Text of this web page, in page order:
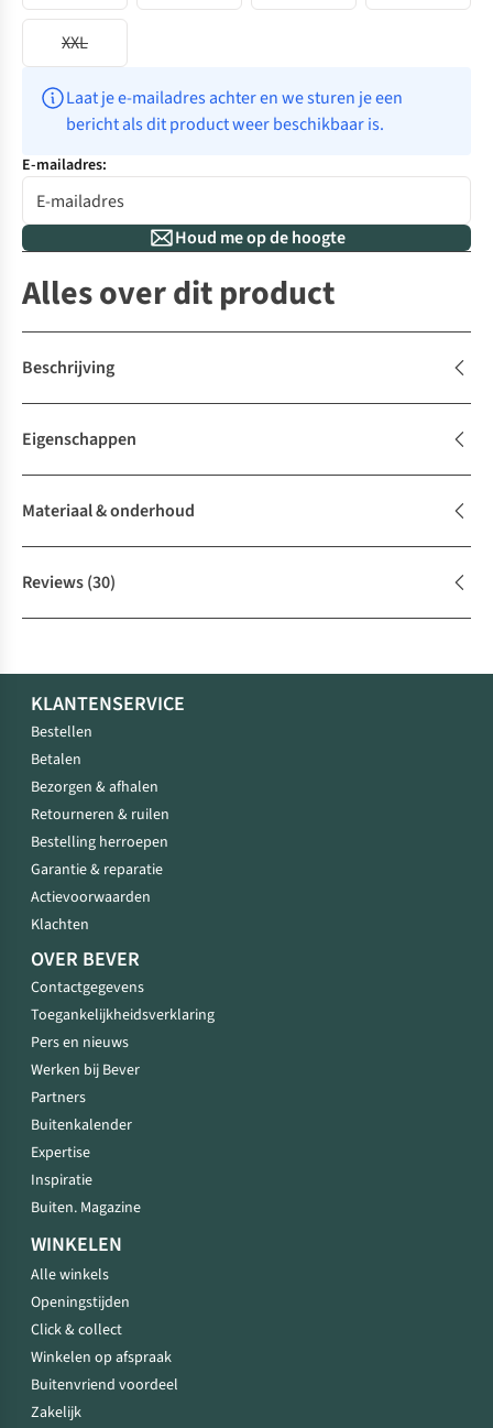
XXL
Laat je e-mailadres achter en we sturen je een
bericht als dit product weer beschikbaar is.
E-mailadres:
Houd me op de hoogte
Alles over dit product
Beschrijving
Eigenschappen
Materiaal & onderhoud
Reviews(30)
KLANTENSERVICE
Bestellen
Betalen
Bezorgen & afhalen
Retourneren & ruilen
Bestelling herroepen
Garantie & reparatie
Actievoorwaarden
Klachten
OVER BEVER
Contactgegevens
Toegankelijkheidsverklaring
Pers en nieuws
Werken bij Bever
Partners
Buitenkalender
Expertise
Inspiratie
Buiten. Magazine
WINKELEN
Alle winkels
Openingstijden
Click & collect
Winkelen op afspraak
Buitenvriend voordeel
Zakelijk